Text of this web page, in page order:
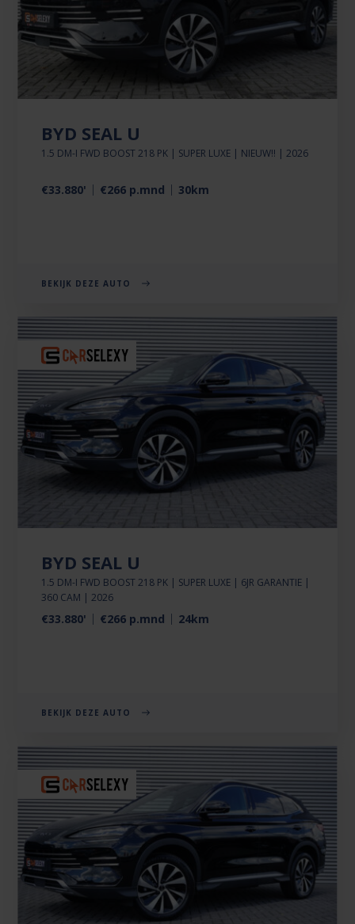
BYD SEAL U
1.5 DM-I FWD BOOST 218 PK | SUPER LUXE | NIEUW!! | 2026
€33.880' €266 p.mnd 30km
BEKIJK DEZE AUTO
BYD SEAL U
1.5 DM-I FWD BOOST 218 PK | SUPER LUXE | 6JR GARANTIE |
360 CAM | 2026
€33.880' €266 p.mnd 24km
BEKIJK DEZE AUTO